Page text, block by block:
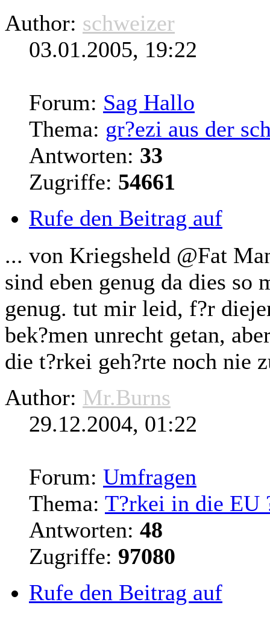
Author: schweizer
03.01.2005, 19:22
Forum: Sag Hallo
Thema: gr?ezi aus der
Antworten: 33
Zugriffe: 54661
Rufe den Beitrag auf
... von Kriegsheld @Fat
sind eben genug da dies
genug. tut mir leid, f?r
bek?men unrecht getan,
die t?rkei geh?rte noch nie
Author: Mr.Burns
29.12.2004, 01:22
Forum: Umfragen
Thema: T?rkei in die EU
Antworten: 48
Zugriffe: 97080
Rufe den Beitrag auf